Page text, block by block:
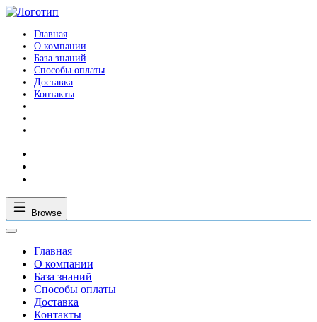
Главная
О компании
База знаний
Способы оплаты
Доставка
Контакты
Browse
Главная
О компании
База знаний
Способы оплаты
Доставка
Контакты